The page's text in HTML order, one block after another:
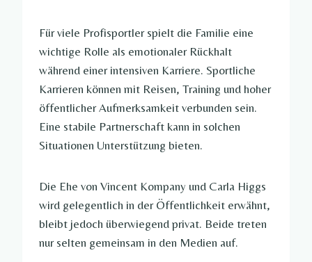
Für viele Profisportler spielt die Familie eine
wichtige Rolle als emotionaler Rückhalt
während einer intensiven Karriere. Sportliche
Karrieren können mit Reisen, Training und hoher
öffentlicher Aufmerksamkeit verbunden sein.
Eine stabile Partnerschaft kann in solchen
Situationen Unterstützung bieten.
Die Ehe von Vincent Kompany und Carla Higgs
wird gelegentlich in der Öffentlichkeit erwähnt,
bleibt jedoch überwiegend privat. Beide treten
nur selten gemeinsam in den Medien auf.